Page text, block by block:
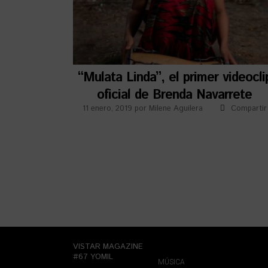
“Mulata Linda”, el primer
oficial de Brenda Navarrete
11 enero, 2019 por Milene Aguilera Compartir
VISTAR MAGAZINE
#67 YOMIL
MÚSICA